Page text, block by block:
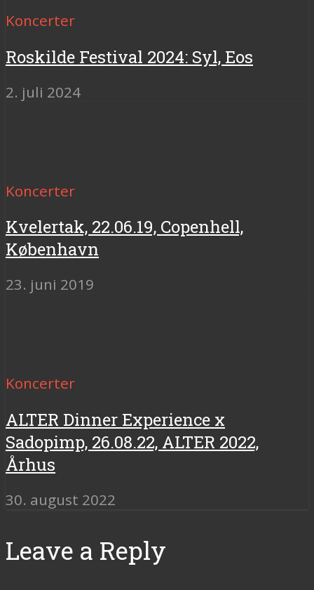
Koncerter
Roskilde Festival 2024: Syl, Eos
2. juli 2024
Koncerter
Kvelertak, 22.06.19, Copenhell,
København
23. juni 2019
Koncerter
ALTER Dinner Experience x
Sadopimp, 26.08.22, ALTER 2022,
Århus
30. august 2022
Leave a Reply